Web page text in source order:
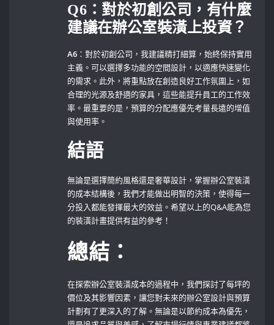
Q6：對於初創公司，有什麼
建議在辦公室裝潢上投資？
A6 ：對於初創公司，我建議精打細算，始終保持實用
主義。可以選擇多功能的空間設計，以適應快速變化
的需求。此外，將重點放在創造良好工作氛圍上，如
合理的光源及舒適的家具，這些能提升員工的工作效
率。最重要的是，預算的分配應優先考量長遠的增值
與使用率。
結語
無論是選擇簡約風格還是奢華設計，掌握辦公室裝潢
的成本結構後，我們才能做出明智的決策，使得每一
分投入都能發揮最大的效益。希望以上的Q&A能為您
的裝潢計畫提供有益的參考！
總結：
在探索辦公室裝潢成本的過程中，我們探討了每坪的
價位及其影響因素，讓您對未來的辦公室設計與預算
計劃有了更深入的了解。無論是以節約成本為優先，